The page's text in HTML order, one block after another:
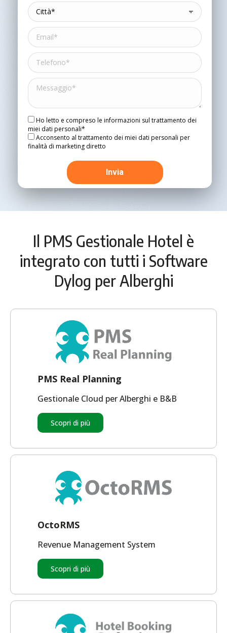
Ho letto e compreso le informazioni sul trattamento dei
miei dati personali*
Acconsento al trattamento dei miei dati personali per
finalità di marketing diretto
Il PMS Gestionale Hotel è
integrato con tutti i Software
Dylog per Alberghi
PMS Real Planning
Gestionale Cloud per Alberghi e B&B
Scopri di più
OctoRMS
Revenue Management System
Scopri di più